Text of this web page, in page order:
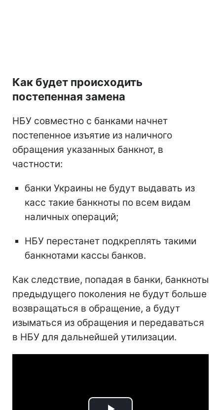
Как будет происходить
постепенная замена
НБУ совместно с банками начнет
постепенное изъятие из наличного
обращения указанных банкнот, в
частности:
банки Украины не будут выдавать из
касс такие банкноты по всем видам
наличных операций;
НБУ перестанет подкреплять такими
банкнотами кассы банков.
Как следствие, попадая в банки, банкноты
предыдущего поколения не будут больше
возвращаться в обращение, а будут
изыматься из обращения и передаваться
в НБУ для дальнейшей утилизации.